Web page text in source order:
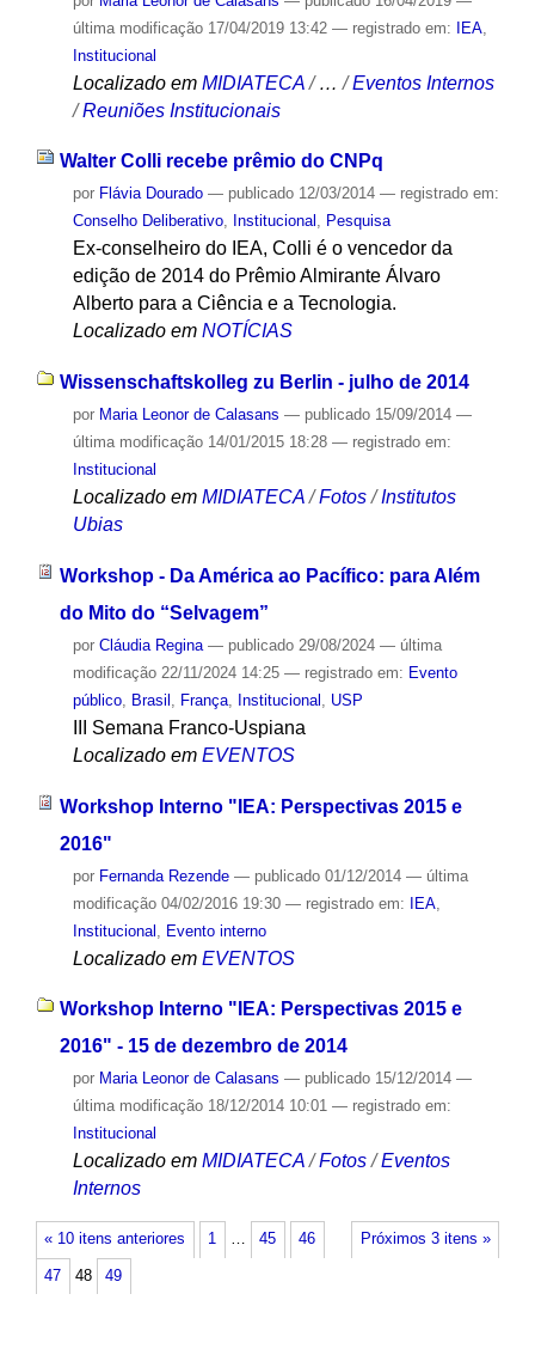
última modificação17/04/2019 13:42 — registrado em: IEA,
Institucional
Localizado em MIDIATECA /…/Eventos Internos
/Reuniões Institucionais
Walter Colli recebe prêmio do CNPq
por Flávia Dourado — publicado12/03/2014 — registrado em:
Conselho Deliberativo, Institucional , Pesquisa
Ex-conselheiro do IEA, Colli é o vencedor da
edição de 2014 do Prêmio Almirante Álvaro
Alberto para a Ciência e a Tecnologia.
Localizado em NOTÍCIAS
Wissenschaftskolleg zu Berlin - julho de 2014
por Maria Leonor de Calasans — publicado15/09/2014 —
última modificação14/01/2015 18:28 — registrado em:
Institucional
Localizado em MIDIATECA /Fotos /Institutos
Ubias
Workshop - Da América ao Pacífico: para Além
do Mito do “Selvagem”
por Cláudia Regina — publicado29/08/2024 — última
modificação22/11/2024 14:25 — registrado em: Evento
público, Brasil França, Institucional USP
III Semana Franco-Uspiana
Localizado em EVENTOS
Workshop Interno "IEA: Perspectivas 2015 e
2016"
por Fernanda Rezende — publicado01/12/2014 — última
modificação04/02/2016 19:30 — registrado em: IEA,
Institucional
Evento interno
Localizado em EVENTOS
Workshop Interno "IEA: Perspectivas 2015 e
2016" - 15 de dezembro de 2014
por Maria Leonor de Calasans — publicado15/12/2014 —
última modificação18/12/2014 10:01 — registrado em:
Institucional
Localizado em MIDIATECA /Fotos /Eventos
Internos
« 10 itens anteriores Próximos 3 itens »
1 … 45 46
47 48 49